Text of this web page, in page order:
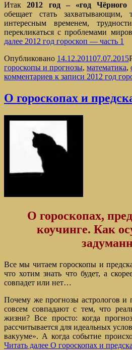
Итак2012 год – «годЧёрного
обещает стать захватывающим,
интересным временем,
перекликаться с проблемами
далее 2012 год гороскоп — часть 1
Опубликовано 14.12.201107.07.2015
гороскопы и прогнозы, математика,
комментариев к записи 2012 год
О гороскопах и
О гороскопах,
коучинге. Как
Все мы читаем гороскопы и
что хотим знать что будет, а
совпадет или нет…
Почему же прогнозы астрологов и
совсем совпадают с тем, что
жизни? Все просто: когда
рассчитывается для идеальных
вакууме». А когда событие
Читать далее О гороскопах и